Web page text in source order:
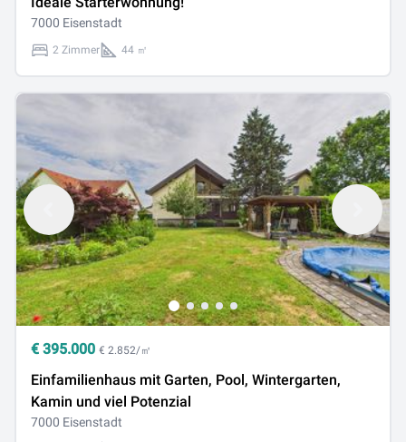
7000 Eisenstadt
2 Zimmer 44 ㎡
€ 395.000 € 2.852/㎡
Einfamilienhaus mit Garten, Pool, Wintergarten,
Kamin und viel Potenzial
7000 Eisenstadt